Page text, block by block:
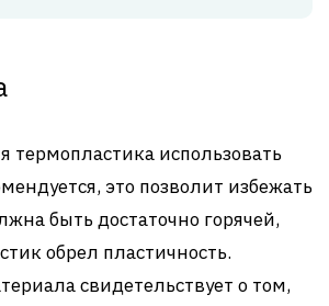
термопластика использовать
это позволит избежать
быть достаточно горячей,
обрел пластичность.
свидетельствует о том,